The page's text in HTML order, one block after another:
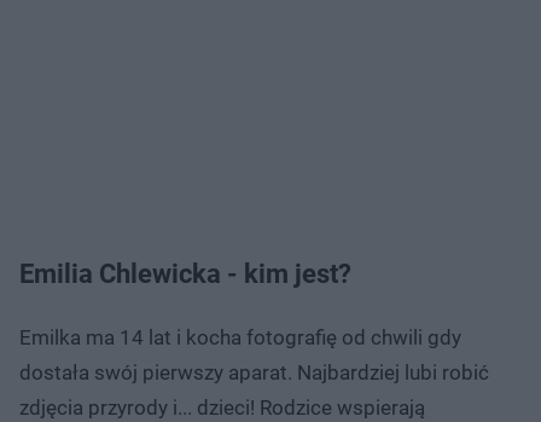
Emilia Chlewicka - kim jest?
Emilka ma 14 lat i kocha fotografię od chwili gdy
dostała swój pierwszy aparat. Najbardziej lubi robić
zdjęcia przyrody i... dzieci! Rodzice wspierają